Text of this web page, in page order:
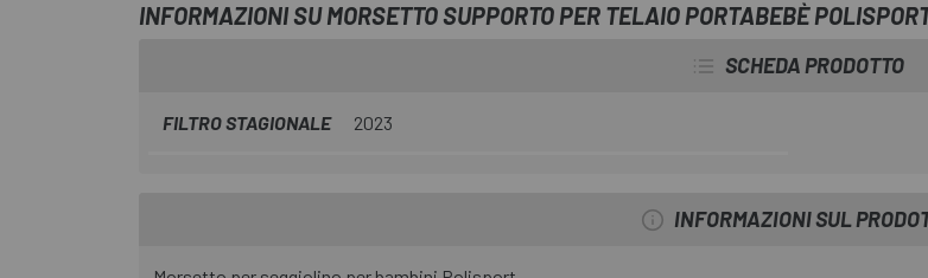
INFORMAZIONI SU MORSETTO SUPPORTO PER TELAIO PORTABEBÈ
SCHEDA PRODOTTO
FILTRO STAGIONALE 2023
INFORMAZIONI SUL